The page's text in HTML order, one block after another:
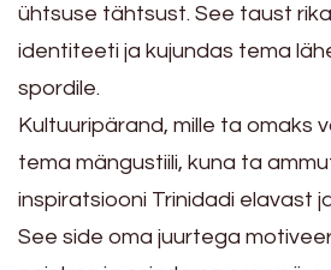
ühtsuse tähtsust. See taust
identiteeti ja kujundas tema
spordile.
Kultuuripärand, mille ta omaks
tema mängustiili, kuna ta
inspiratsiooni Trinidadi elavast
See side oma juurtega